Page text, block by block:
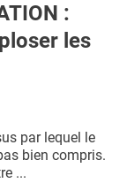
:
les
par lequel le
bien compris.
...